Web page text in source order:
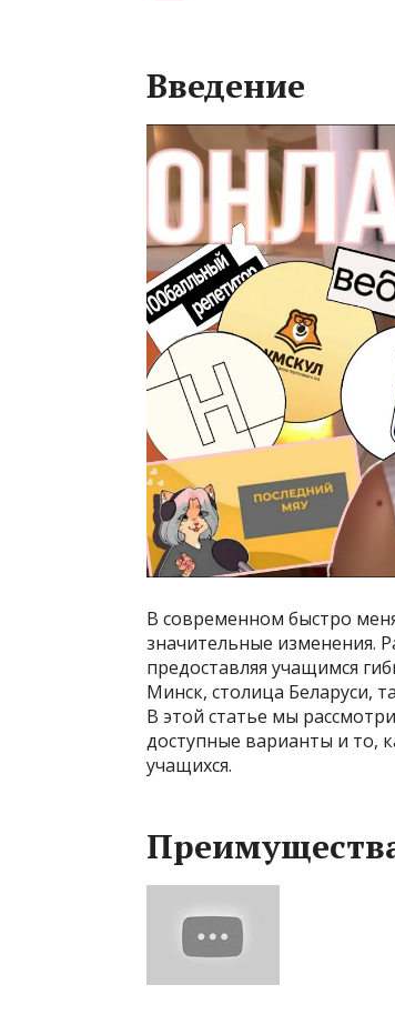
Введение
В современном быстро
значительные изменения.
предоставляя учащимся
Минск, столица Беларуси,
В этой статье мы
доступные варианты и то,
учащихся.